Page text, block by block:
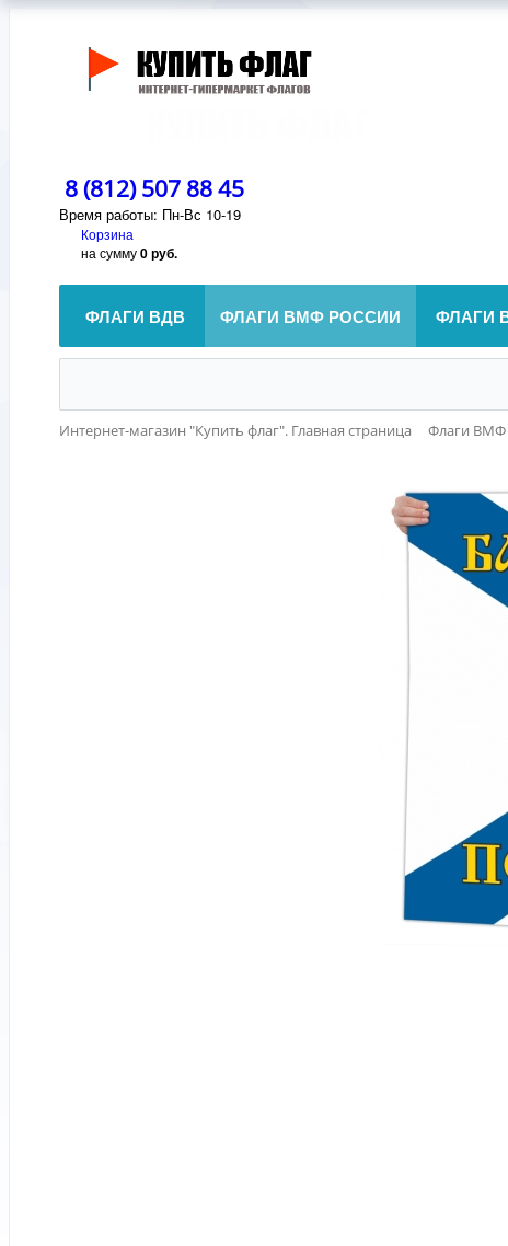
8 (812) 507 88 45
Время работы: Пн-Вс 10-19
Корзина
на сумму0 руб.
ФЛАГИ ВДВ ФЛАГИ ВМФ РОССИИ ФЛАГИ
Интернет-магазин "Купить флаг". Главная страница Флаги ВМФ